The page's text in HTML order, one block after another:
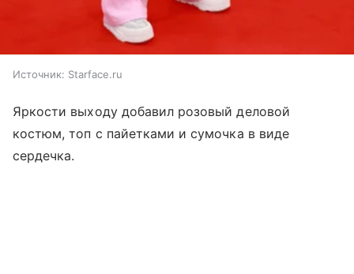
Источник: Starface.ru
Яркости выходу добавил розовый деловой
костюм, топ с пайетками и сумочка в виде
сердечка.